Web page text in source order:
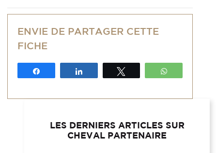
ENVIE DE PARTAGER CETTE
FICHE
LES DERNIERS ARTICLES SUR
CHEVAL PARTENAIRE